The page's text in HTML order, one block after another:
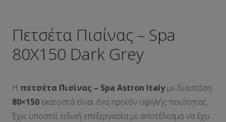
Πετσέτα Πισίνας – Spa
80X150 Dark Grey
Η πετσέτα Πισίνας – Spa Αstron Italyμε διαστάση
80×150 εκατοστά είναι ένα προϊόν υψηλής ποιότητας.
Έχει υποστεί ειδική επεξεργασία με αποτέλεσμα να έχει